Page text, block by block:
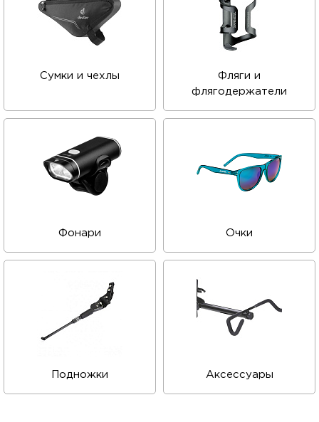
Сумки и чехлы
Фляги и
флягодержатели
Фонари Очки
Подножки Аксессуары